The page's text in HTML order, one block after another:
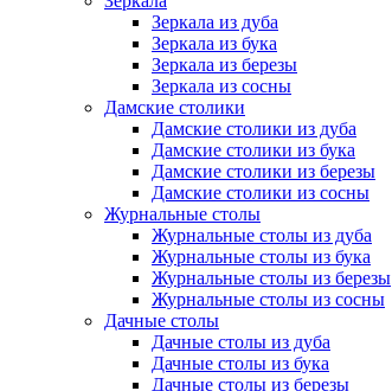
Зеркала из дуба
Зеркала из бука
Зеркала из березы
Зеркала из сосны
Дамские столики
Дамские столики из дуба
Дамские столики из бука
Дамские столики из березы
Дамские столики из сосны
Журнальные столы
Журнальные столы из дуба
Журнальные столы из бука
Журнальные столы из березы
Журнальные столы из сосны
Дачные столы
Дачные столы из дуба
Дачные столы из бука
Дачные столы из березы